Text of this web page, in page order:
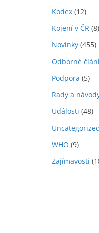
Kodex (12)
Kojení v ČR (8)
Novinky (455)
Odborné
Podpora (5)
Rady a
Události (48)
WHO (9)
Zajímavosti